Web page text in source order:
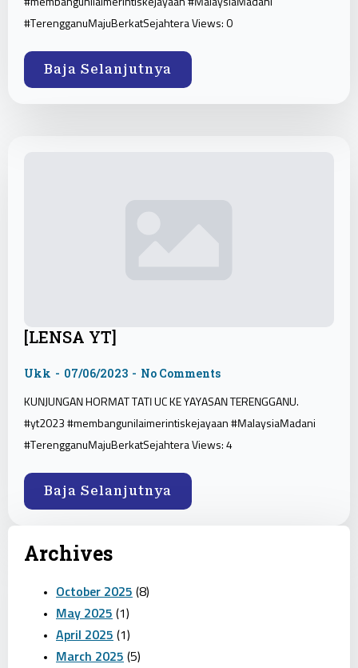
#membangunilaimerintiskejayaan #MalaysiaMadani
#TerengganuMajuBerkatSejahtera Views: 0
Baja Selanjutnya
[LENSA YT]
Ukk 07/06/2023 No Comments
KUNJUNGAN HORMAT TATI UC KE YAYASAN TERENGGANU.
#yt2023 #membangunilaimerintiskejayaan #MalaysiaMadani
#TerengganuMajuBerkatSejahtera Views: 4
Baja Selanjutnya
Archives
October 2025 (8)
May 2025 (1)
April 2025 (1)
March 2025 (5)